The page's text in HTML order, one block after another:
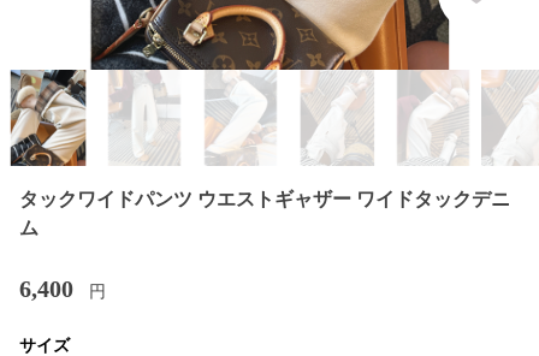
タックワイドパンツ ウエストギャザー ワイドタックデニ
ム
6,400 円
サイズ